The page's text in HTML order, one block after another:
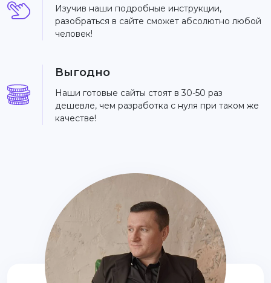
Изучив наши подробные инструкции,
разобраться в сайте сможет абсолютно любой
человек!
Выгодно
Наши готовые сайты стоят в 30-50 раз
дешевле, чем разработка с нуля при таком же
качестве!